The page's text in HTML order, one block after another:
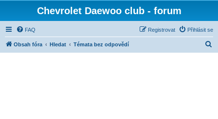
Chevrolet Daewoo club - forum
FAQ Přihlásit se
Registrovat
Obsah fóra Hledat Témata bez odpovědí